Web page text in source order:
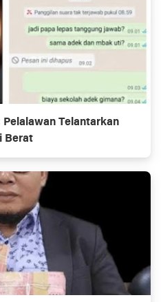
Telantarkan
Berat